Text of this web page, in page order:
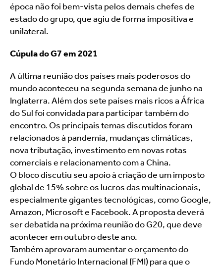
época não foi bem-vista pelos demais chefes de
estado do grupo, que agiu de forma impositiva e
unilateral.
Cúpula do G7 em 2021
A última reunião dos países mais poderosos do
mundo aconteceu na segunda semana de junho na
Inglaterra. Além dos sete países mais ricos a África
do Sul foi convidada para participar também do
encontro. Os principais temas discutidos foram
relacionados à pandemia, mudanças climáticas,
nova tributação, investimento em novas rotas
comerciais e relacionamento com a China.
O bloco discutiu seu apoio à criação de um imposto
global de 15% sobre os lucros das multinacionais,
especialmente gigantes tecnológicas, como Google,
Amazon, Microsoft e Facebook. A proposta deverá
ser debatida na próxima reunião do G20, que deve
acontecer em outubro deste ano.
Também aprovaram aumentar o orçamento do
Fundo Monetário Internacional (FMI) para que o